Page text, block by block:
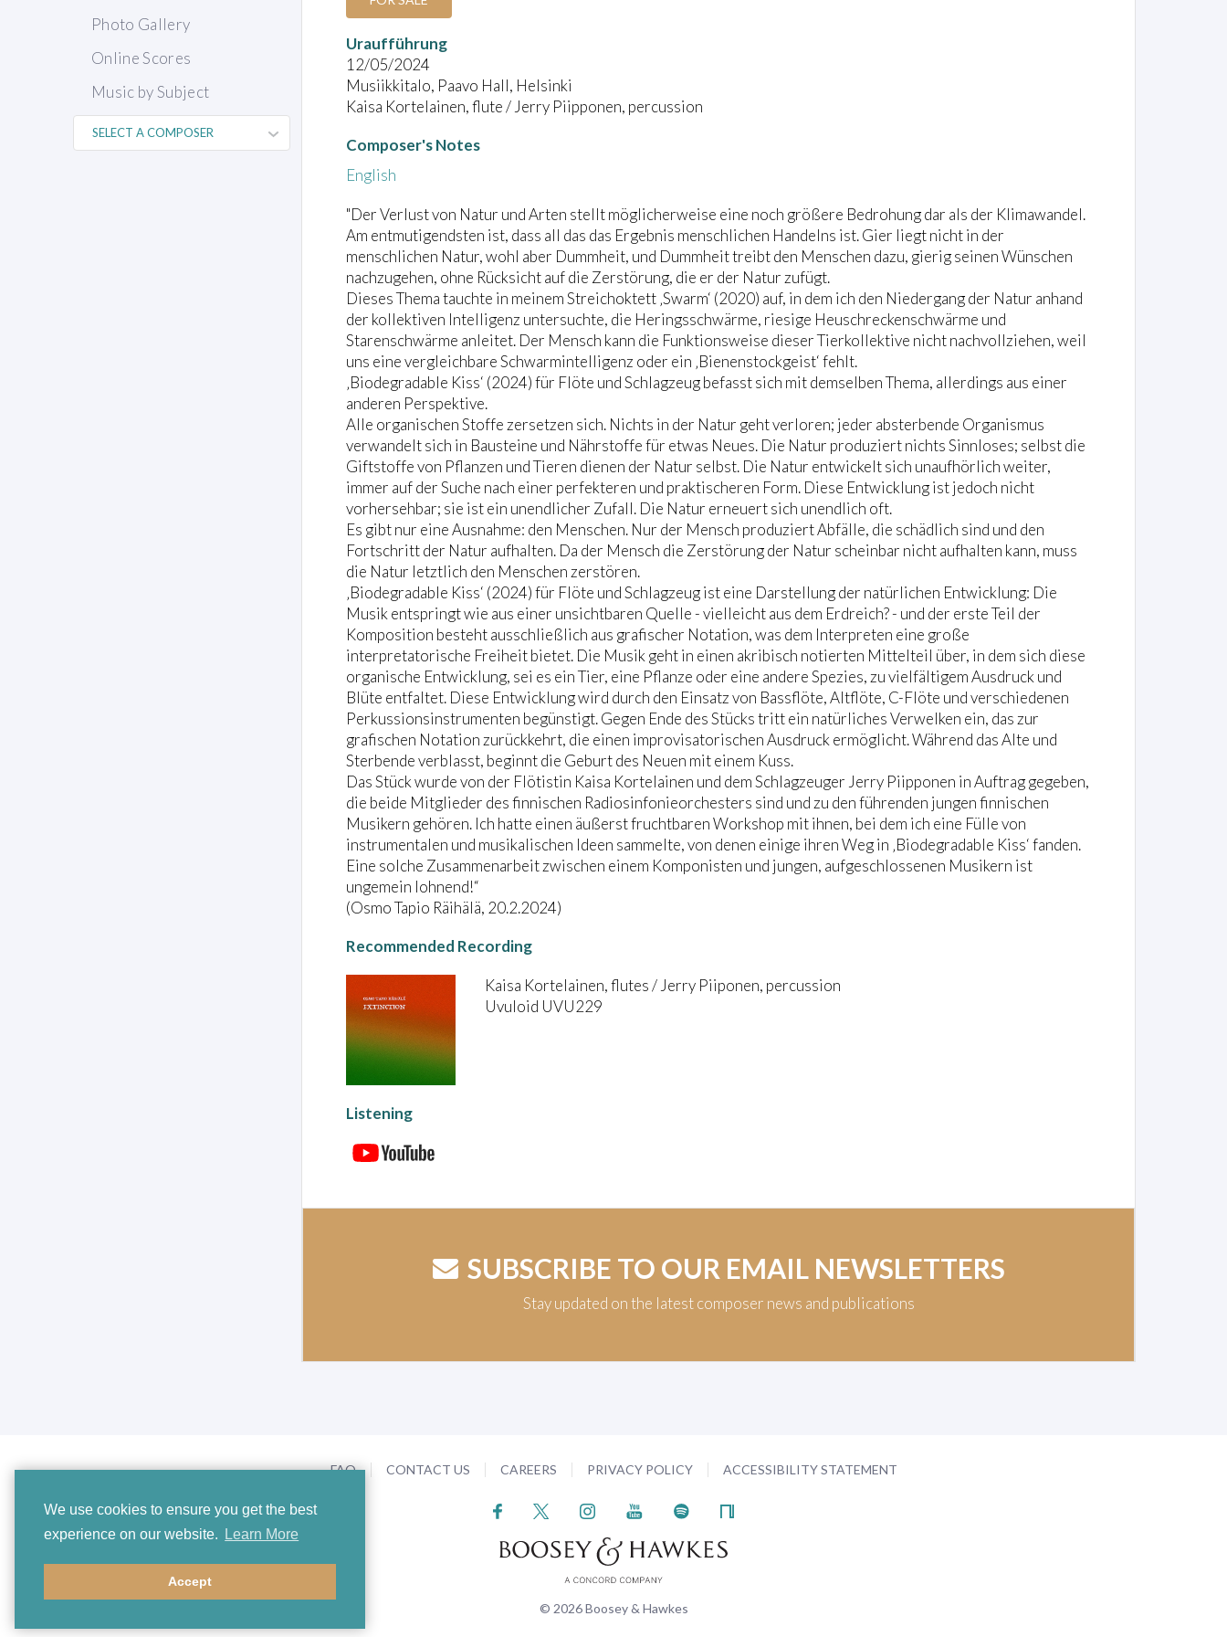
We use cookies to ensure you get the best
experience on our website.
Learn More
Accept
Photo Gallery
Online Scores
Music by Subject
Uraufführung
12/05/2024
Musiikkitalo, Paavo Hall, Helsinki
Kaisa Kortelainen, flute / Jerry Piipponen, percussion
Composer's Notes
English
"Der Verlust von Natur und Arten stellt möglicherweise eine noch größere Bedrohung dar als der Klimawandel.
Am entmutigendsten ist, dass all das das Ergebnis menschlichen Handelns ist. Gier liegt nicht in der
menschlichen Natur, wohl aber Dummheit, und Dummheit treibt den Menschen dazu, gierig seinen Wünschen
nachzugehen, ohne Rücksicht auf die Zerstörung, die er der Natur zufügt.
Dieses Thema tauchte in meinem Streichoktett ‚Swarm‘ (2020) auf, in dem ich den Niedergang der Natur anhand
der kollektiven Intelligenz untersuchte, die Heringsschwärme, riesige Heuschreckenschwärme und
Starenschwärme anleitet. Der Mensch kann die Funktionsweise dieser Tierkollektive nicht nachvollziehen, weil
uns eine vergleichbare Schwarmintelligenz oder ein ‚Bienenstockgeist‘ fehlt.
‚Biodegradable Kiss‘ (2024) für Flöte und Schlagzeug befasst sich mit demselben Thema, allerdings aus einer
anderen Perspektive.
Alle organischen Stoffe zersetzen sich. Nichts in der Natur geht verloren; jeder absterbende Organismus
verwandelt sich in Bausteine und Nährstoffe für etwas Neues. Die Natur produziert nichts Sinnloses; selbst die
Giftstoffe von Pflanzen und Tieren dienen der Natur selbst. Die Natur entwickelt sich unaufhörlich weiter,
immer auf der Suche nach einer perfekteren und praktischeren Form. Diese Entwicklung ist jedoch nicht
vorhersehbar; sie ist ein unendlicher Zufall. Die Natur erneuert sich unendlich oft.
Es gibt nur eine Ausnahme: den Menschen. Nur der Mensch produziert Abfälle, die schädlich sind und den
Fortschritt der Natur aufhalten. Da der Mensch die Zerstörung der Natur scheinbar nicht aufhalten kann, muss
die Natur letztlich den Menschen zerstören.
‚Biodegradable Kiss‘ (2024) für Flöte und Schlagzeug ist eine Darstellung der natürlichen Entwicklung: Die
Musik entspringt wie aus einer unsichtbaren Quelle - vielleicht aus dem Erdreich? - und der erste Teil der
Komposition besteht ausschließlich aus grafischer Notation, was dem Interpreten eine große
interpretatorische Freiheit bietet. Die Musik geht in einen akribisch notierten Mittelteil über, in dem sich diese
organische Entwicklung, sei es ein Tier, eine Pflanze oder eine andere Spezies, zu vielfältigem Ausdruck und
Blüte entfaltet. Diese Entwicklung wird durch den Einsatz von Bassflöte, Altflöte, C-Flöte und verschiedenen
Perkussionsinstrumenten begünstigt. Gegen Ende des Stücks tritt ein natürliches Verwelken ein, das zur
grafischen Notation zurückkehrt, die einen improvisatorischen Ausdruck ermöglicht. Während das Alte und
Sterbende verblasst, beginnt die Geburt des Neuen mit einem Kuss.
Das Stück wurde von der Flötistin Kaisa Kortelainen und dem Schlagzeuger Jerry Piipponen in Auftrag gegeben,
die beide Mitglieder des finnischen Radiosinfonieorchesters sind und zu den führenden jungen finnischen
Musikern gehören. Ich hatte einen äußerst fruchtbaren Workshop mit ihnen, bei dem ich eine Fülle von
instrumentalen und musikalischen Ideen sammelte, von denen einige ihren Weg in ‚Biodegradable Kiss‘ fanden.
Eine solche Zusammenarbeit zwischen einem Komponisten und jungen, aufgeschlossenen Musikern ist
ungemein lohnend!“
(Osmo Tapio Räihälä, 20.2.2024)
Recommended Recording
Kaisa Kortelainen, flutes / Jerry Piiponen, percussion
Uvuloid UVU229
Listening
SUBSCRIBE TO OUR EMAIL NEWSLETTERS
Stay updated on the latest composer news and publications
FAQ CONTACT US CAREERS PRIVACY POLICY ACCESSIBILITY STATEMENT
© 2026 Boosey & Hawkes